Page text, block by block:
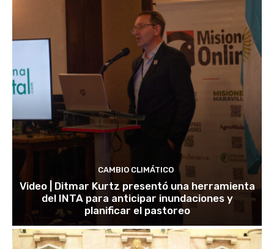
CAMBIO CLIMÁTICO
Video | Ditmar Kurtz presentó una herramienta
del INTA para anticipar inundaciones y
planificar el pastoreo